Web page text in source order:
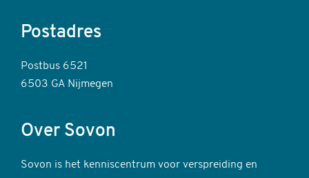
Postadres
Postbus 6521
6503 GA Nijmegen
Over Sovon
Sovon is het kenniscentrum voor verspreiding en